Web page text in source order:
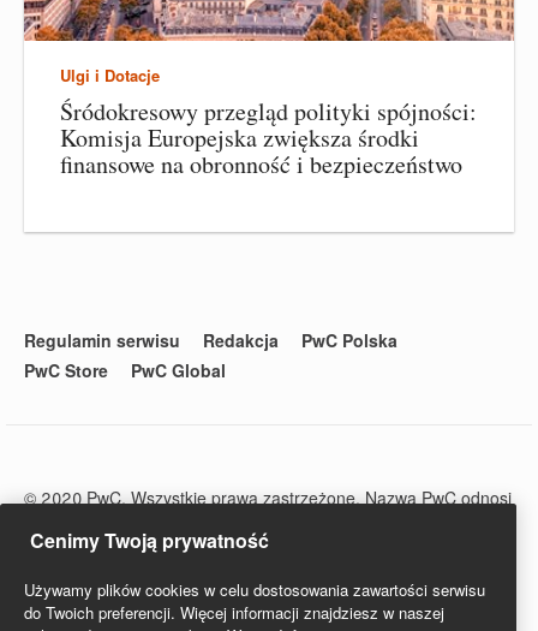
Ulgi i Dotacje
Śródokresowy przegląd polityki spójności:
Komisja Europejska zwiększa środki
finansowe na obronność i bezpieczeństwo
Regulamin serwisu Redakcja
PwC Polska
PwC Store
PwC Global
© 2020 PwC. Wszystkie prawa zastrzeżone. Nazwa PwC odnosi
stanowi odrębny podmiot prawny. Więcej informacji na stronie
PwC Studio - Prawo i Podatki jest zarejestrowanym tytułem
prasowym o numerze ISSN 2719-6151.
Cenimy Twoją prywatność
Używamy plików cookies w celu dostosowania zawartości serwisu
do Twoich preferencji. Więcej informacji znajdziesz w naszej